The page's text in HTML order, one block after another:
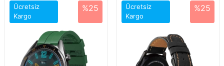
Ücretsiz
Kargo
%25
Ücretsiz
Kargo
%25